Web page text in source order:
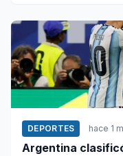
DEPORTES hace 1
Argentina